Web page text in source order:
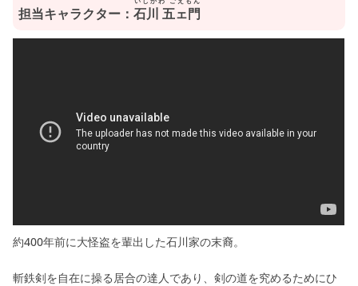
担当キャラクター：石川 五ェ門
約400年前に大怪盗を輩出した石川家の末裔。
斬鉄剣を自在に操る居合の達人であり、剣の道を究めるためにひ